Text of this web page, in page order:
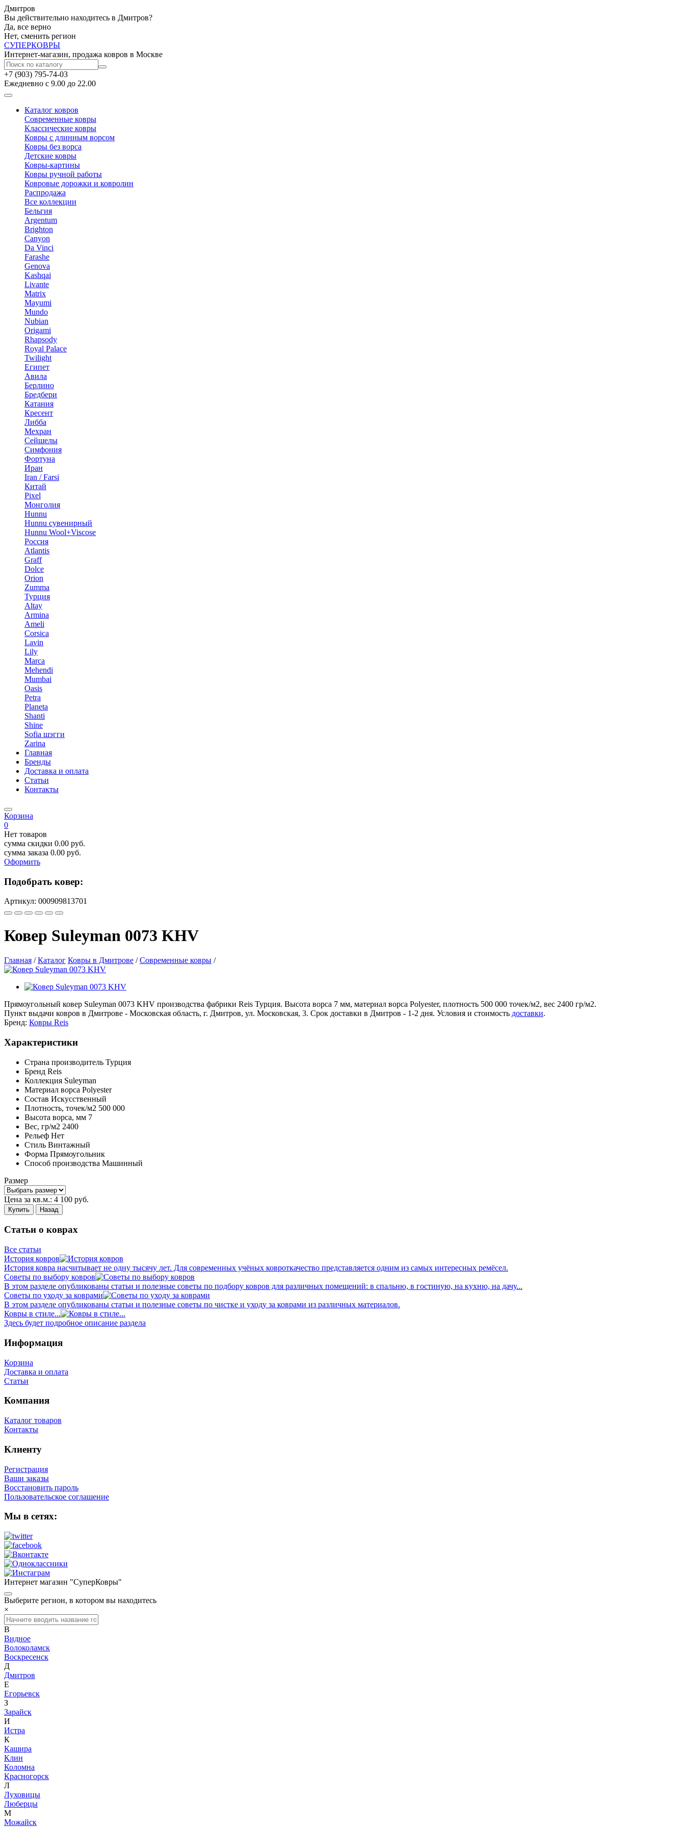
Дмитров
Вы действительно находитесь в Дмитров?
Да, все верно
Нет, сменить регион
СУПЕРКОВРЫ
Интернет-магазин, продажа ковров в Москве
+7 (903) 795-74-03
Ежедневно с 9.00 до 22.00
Каталог ковров
Современные ковры
Классические ковры
Ковры с длинным ворсом
Ковры без ворса
Детские ковры
Ковры-картины
Ковры ручной работы
Ковровые дорожки и ковролин
Распродажа
Все коллекции
Бельгия
Argentum
Brighton
Canyon
Da Vinci
Farashe
Genova
Kashqai
Livante
Matrix
Mayumi
Mundo
Nubian
Origami
Rhapsody
Royal Palace
Twilight
Египет
Авила
Берлино
Бредбери
Катания
Кресент
Либба
Мехран
Сейшелы
Симфония
Фортуна
Иран
Iran / Farsi
Китай
Pixel
Монголия
Hunnu
Hunnu сувенирный
Hunnu Wool+Viscose
Россия
Atlantis
Graff
Dolce
Orion
Zumma
Турция
Altay
Armina
Ameli
Corsica
Lavin
Lily
Marca
Mehendi
Mumbai
Oasis
Petra
Planeta
Shanti
Shine
Sofia шэгги
Zarina
Главная
Бренды
Доставка и оплата
Статьи
Контакты
Корзина
0
Нет товаров
сумма скидки 0.00 руб.
сумма заказа 0.00 руб.
Оформить
Подобрать ковер:
Артикул: 000909813701
Ковер Suleyman 0073 KHV
Главная / Каталог Ковры в Дмитрове / Современные ковры /
Прямоугольный ковер Suleyman 0073 KHV производства фабрики Reis Турция. Высота ворса 7 мм, материал ворса Polyester, плотность 500 000 точек/м2, вес 2400 гр/м2.
Пункт выдачи ковров в Дмитрове - Московская область, г. Дмитров, ул. Московская, 3. Срок доставки в Дмитров - 1-2 дня. Условия и стоимость доставки.
Бренд: Ковры Reis
Характеристики
Страна производитель Турция
Бренд Reis
Коллекция Suleyman
Материал ворса Polyester
Состав Искусственный
Плотность, точек/м2 500 000
Высота ворса, мм 7
Вес, гр/м2 2400
Рельеф Нет
Стиль Винтажный
Форма Прямоугольник
Способ производства Машинный
Размер
Цена за кв.м.: 4 100 руб.
Купить Назад
Статьи о коврах
Все статьи
История ковров
История ковра насчитывает не одну тысячу лет. Для современных учёных ковроткачество представляется одним из самых интересных ремёсел.
Советы по выбору ковров
В этом разделе опубликованы статьи и полезные советы по подбору ковров для различных помещений: в спальню, в гостиную, на кухню, на дачу...
Советы по уходу за коврами
В этом разделе опубликованы статьи и полезные советы по чистке и уходу за коврами из различных материалов.
Ковры в стиле...
Здесь будет подробное описание раздела
Информация
Корзина
Доставка и оплата
Статьи
Компания
Каталог товаров
Контакты
Клиенту
Регистрация
Ваши заказы
Восстановить пароль
Пользовательское соглашение
Мы в сетях:
Интернет магазин "СуперКовры"
Выберите регион, в котором вы находитесь
×
В
Видное
Волоколамск
Воскресенск
Д
Дмитров
Е
Егорьевск
З
Зарайск
И
Истра
К
Кашира
Клин
Коломна
Красногорск
Л
Луховицы
Люберцы
М
Можайск